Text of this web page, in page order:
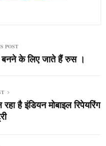
POST
बनने के लिए जाते हैं रुस ।
है इंडियन मोबाइल रिपेयरिंग